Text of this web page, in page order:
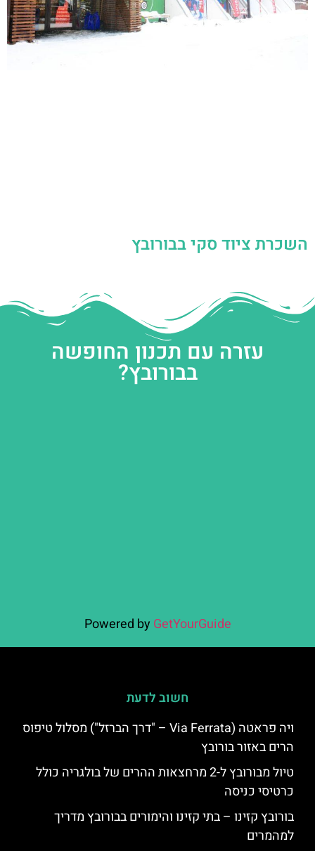
השכרת ציוד סקי בבורובץ
עזרה עם תכנון החופשה
בבורובץ?
Powered by GetYourGuide
חשוב לדעת
ויה פראטה (Via Ferrata – "דרך הברזל") מסלול טיפוס
הרים באזור בורובץ
טיול מבורובץ ל-2 מרחצאות ההרים של בולגריה כולל
כרטיסי כניסה
בורובץ קזינו – בתי קזינו והימורים בבורובץ מדריך
למהמרים